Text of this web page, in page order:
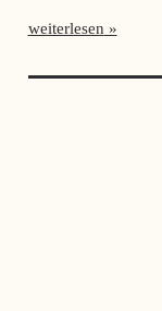
weiterlesen